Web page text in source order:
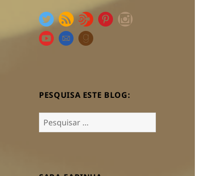
PESQUISA ESTE BLOG:
Pesquisar
por: